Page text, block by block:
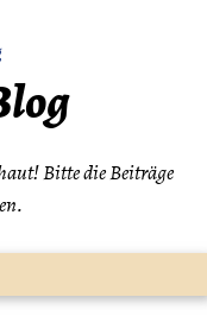
Bitte die Beiträge